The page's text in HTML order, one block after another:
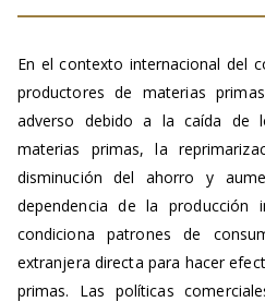
En el contexto internacional del
productores de materias
adverso debido a la caída de
materias primas, la
disminución del ahorro y
dependencia de la producción
condiciona patrones de
extranjera directa para hacer
primas. Las políticas